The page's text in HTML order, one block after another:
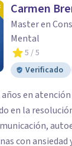
Carmen
Master en
Mental
5 / 5
Verificado
años en
en la
con ansiedad